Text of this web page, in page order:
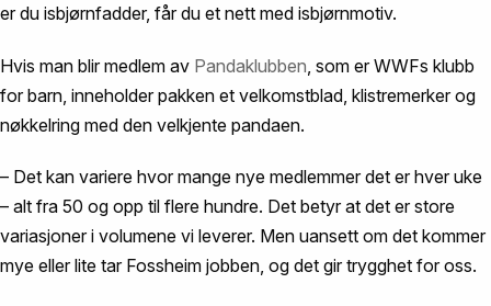
er du isbjørnfadder, får du et nett med isbjørnmotiv.
Hvis man blir medlem av Pandaklubben , som er WWFs klubb
for barn, inneholder pakken et velkomstblad, klistremerker og
nøkkelring med den velkjente pandaen.
– Det kan variere hvor mange nye medlemmer det er hver uke
– alt fra 50 og opp til flere hundre. Det betyr at det er store
variasjoner i volumene vi leverer. Men uansett om det kommer
mye eller lite tar Fossheim jobben, og det gir trygghet for oss.